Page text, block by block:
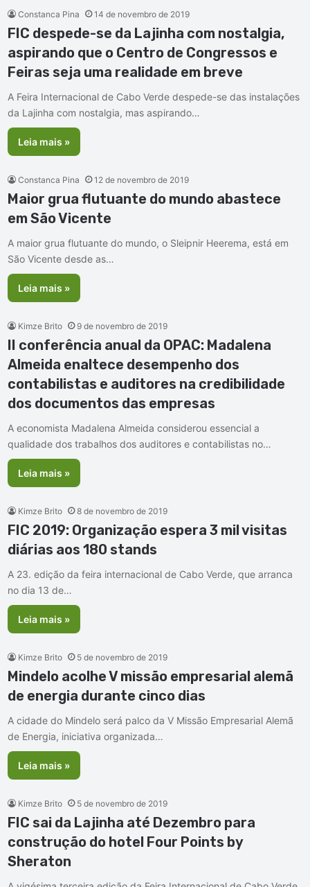
Constanca Pina 14 de novembro de 2019
FIC despede-se da Lajinha com nostalgia,
aspirando que o Centro de Congressos e
Feiras seja uma realidade em breve
A Feira Internacional de Cabo Verde despede-se das instalações
da Lajinha com nostalgia, mas aspirando…
Leia mais »
Constanca Pina 12 de novembro de 2019
Maior grua flutuante do mundo abastece
em São Vicente
A maior grua flutuante do mundo, o Sleipnir Heerema, está em
São Vicente desde as…
Leia mais »
Kimze Brito 9 de novembro de 2019
II conferência anual da OPAC: Madalena
Almeida enaltece desempenho dos
contabilistas e auditores na credibilidade
dos documentos das empresas
A economista Madalena Almeida considerou essencial a
qualidade dos trabalhos dos auditores e contabilistas no…
Leia mais »
Kimze Brito 8 de novembro de 2019
FIC 2019: Organização espera 3 mil visitas
diárias aos 180 stands
A 23. edição da feira internacional de Cabo Verde, que arranca
no dia 13 de…
Leia mais »
Kimze Brito 5 de novembro de 2019
Mindelo acolhe V missão empresarial alemã
de energia durante cinco dias
A cidade do Mindelo será palco da V Missão Empresarial Alemã
de Energia, iniciativa organizada…
Leia mais »
Kimze Brito 5 de novembro de 2019
FIC sai da Lajinha até Dezembro para
construção do hotel Four Points by
Sheraton